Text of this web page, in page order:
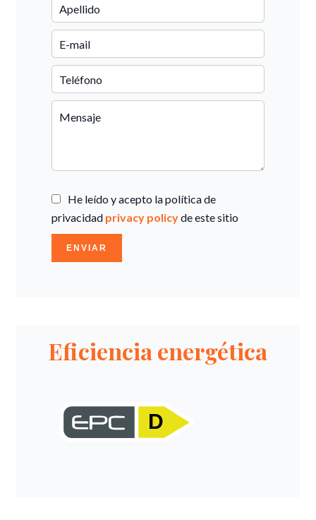
He leído y acepto la política de
privacidad privacy policyde este sitio
ENVIAR
Eficiencia energética
D